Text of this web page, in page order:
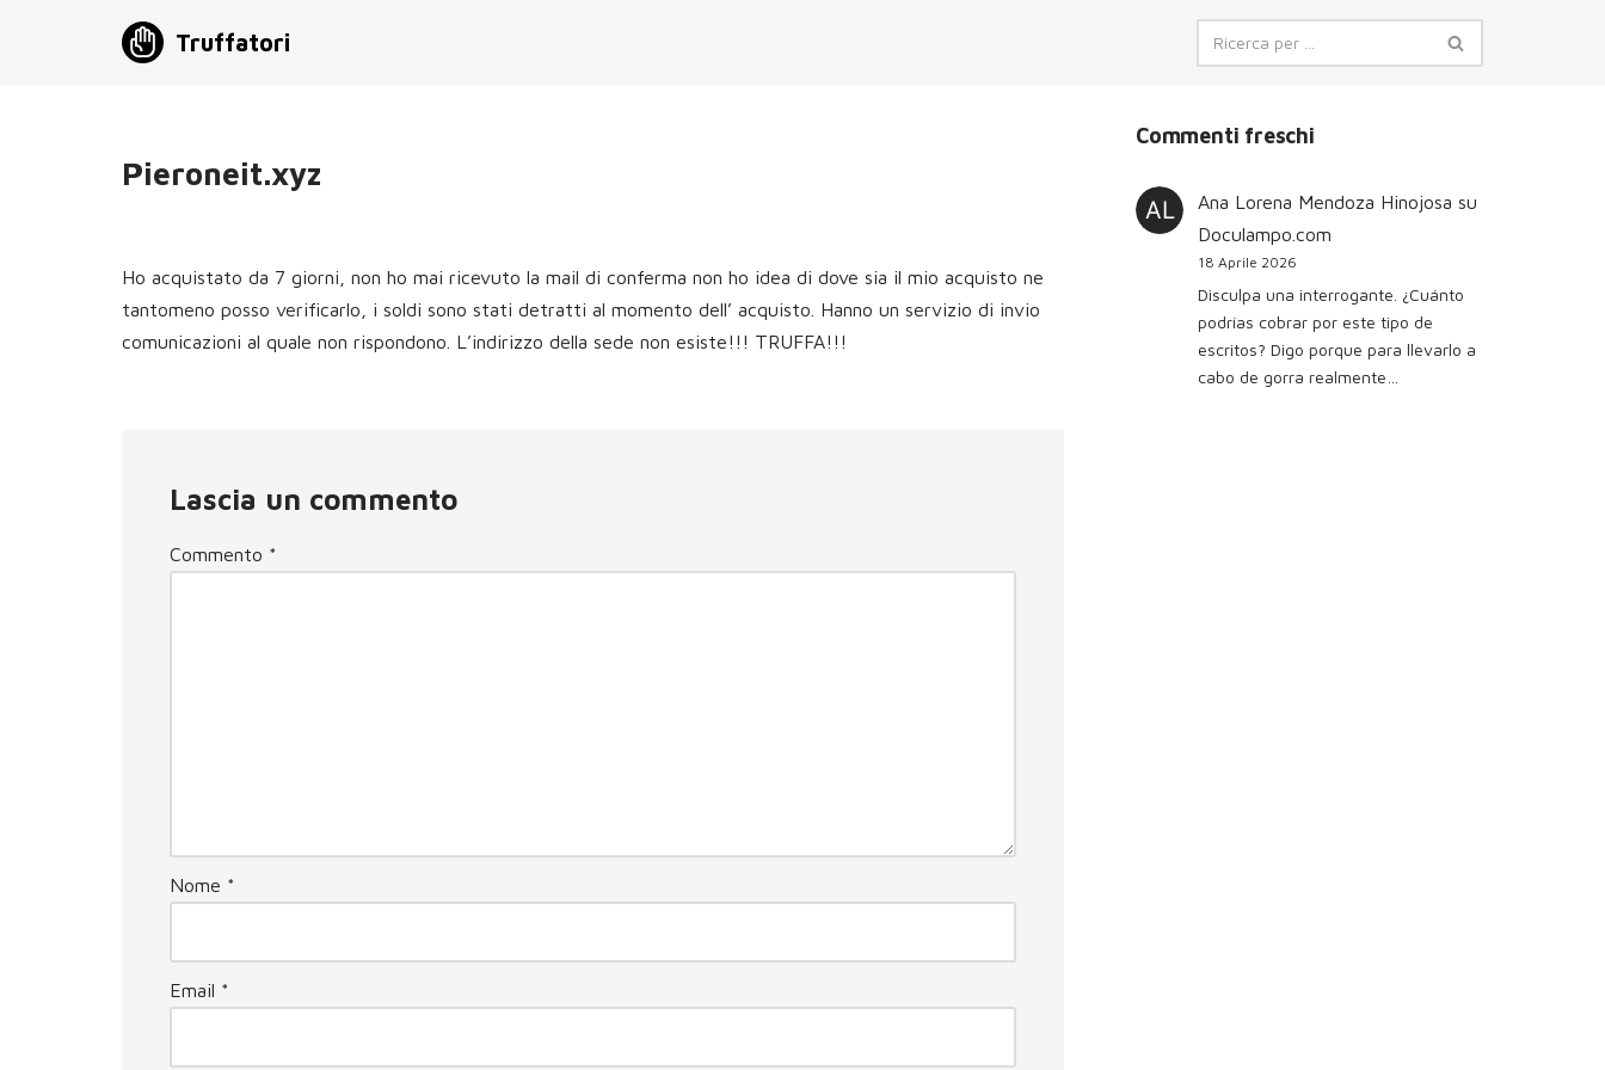
Truffatori
Pieroneit.xyz
Ho acquistato da 7 giorni, non ho mai ricevuto la mail di conferma non ho idea di dove sia il mio acquisto ne
tantomeno posso verificarlo, i soldi sono stati detratti al momento dell’ acquisto. Hanno un servizio di invio
comunicazioni al quale non rispondono. L’indirizzo della sede non esiste!!! TRUFFA!!!
Lascia un commento
Commento *
Nome *
Email *
Commenti freschi
Ana Lorena Mendoza Hinojosa su
Doculampo.com
18 Aprile 2026
Disculpa una interrogante. ¿Cuánto
podrías cobrar por este tipo de
escritos? Digo porque para llevarlo a
cabo de gorra realmente…